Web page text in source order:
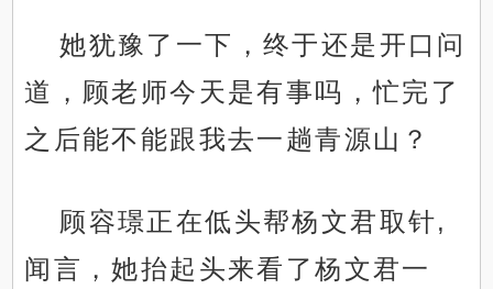
她犹豫了一下，终于还是开口问
道，顾老师今天是有事吗，忙完了
之后能不能跟我去一趟青源山？
顾容璟正在低头帮杨文君取针,
闻言，她抬起头来看了杨文君一